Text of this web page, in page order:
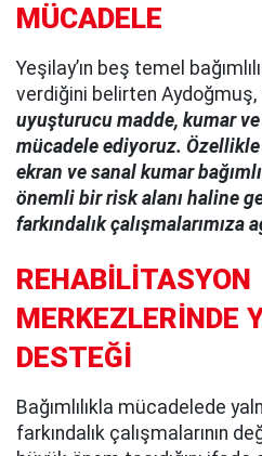
MÜCADELE
Yeşilay’ın beş temel
verdiğini belirten Aydoğmuş,
uyuşturucu madde, kumar ve
mücadele ediyoruz.
ekran ve sanal kumar
önemli bir risk alanı haline
farkındalık çalışmalarımıza
REHABİLİTASYON
MERKEZLERİNDE
DESTEĞİ
Bağımlılıkla mücadelede
farkındalık çalışmalarının